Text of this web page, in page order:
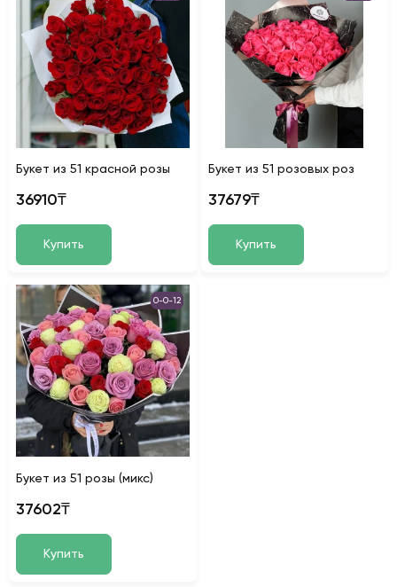
Букет из 51 красной розы
36910₸
Купить
Букет из 51 розовых роз
37679₸
Купить
0-0-12
Букет из 51 розы (микс)
37602₸
Купить